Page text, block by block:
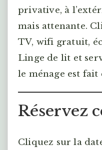
privative, à
mais attenante.
TV, wifi gratuit,
Linge de lit et
le ménage est
Réservez
Cliquez sur la